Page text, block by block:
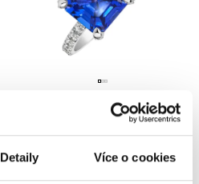
Detaily Více o cookies